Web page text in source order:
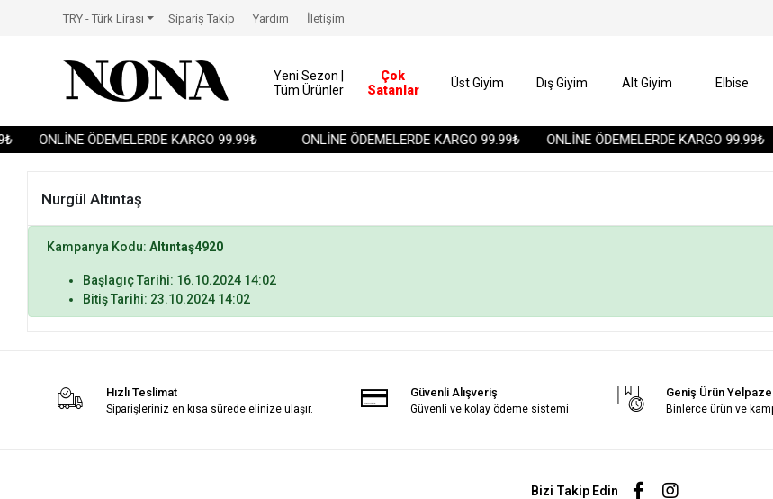
ONLİNE ÖDEMELERDE KARGO 99.99₺ ONLİNE ÖDEMELERDE KARGO 99.99₺ ONLİNE ÖDEMELERDE KARGO 99.99₺
TRY - Türk Lirası Sipariş Takip Yardım İletişim
Yeni Sezon |
Tüm Ürünler
Çok
Satanlar
Üst Giyim Dış Giyim Alt Giyim Elbise
Nurgül Altıntaş
Kampanya Kodu:Altıntaş4920
Başlagıç Tarihi: 16.10.2024 14:02
Bitiş Tarihi: 23.10.2024 14:02
Hızlı Teslimat
Siparişleriniz en kısa sürede elinize ulaşır.
Güvenli Alışveriş
Güvenli ve kolay ödeme sistemi
Geniş Ürün
Binlerce ürün ve
Bizi Takip Edin